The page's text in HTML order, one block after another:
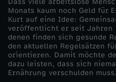
-
E
x
Dass viele arbeitslose
Monats kaum noch Geld für
Kurt auf eine Idee:
veröffentlicht er seit Jahren
denen finden sich gesunde
den aktuellen Regelsätzen
orientieren. Damit möchte
dazu leisten, dass sich
Ernährung verschulden muss.